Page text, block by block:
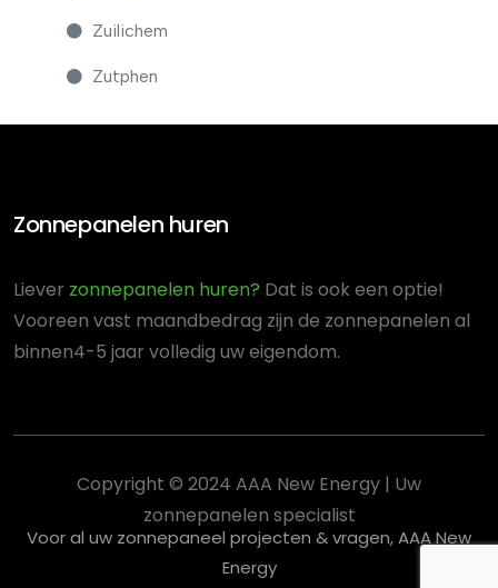
Zuilichem
Zutphen
Zonnepanelen huren
Liever zonnepanelen huren? Dat is ook een optie!
Vooreen vast maandbedrag zijn de zonnepanelen al
binnen4-5 jaar volledig uw eigendom.
Copyright © 2024 AAA New Energy | Uw
zonnepanelen specialist
Voor al uw zonnepaneel projecten & vragen, AAA New
Energy